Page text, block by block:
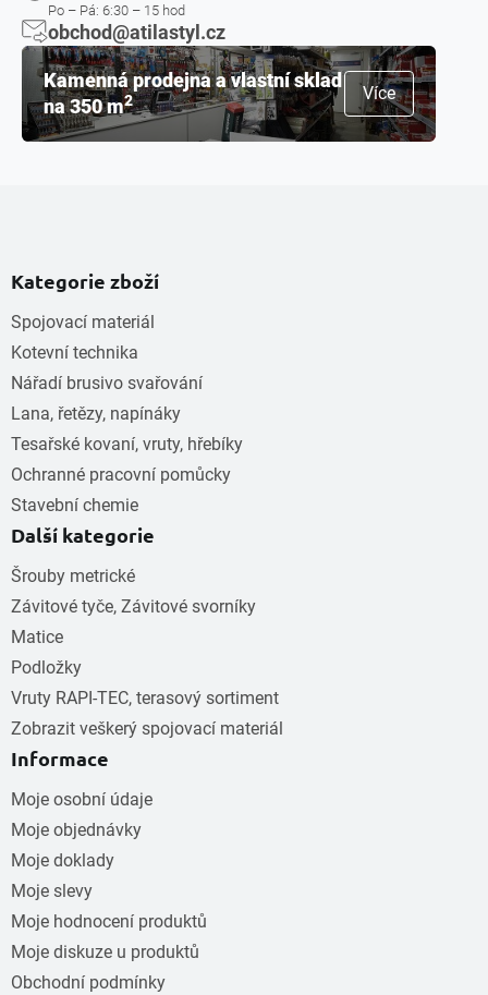
Po – Pá: 6:30 – 15 hod
obchod@atilastyl.cz
Kamenná prodejna a vlastní sklad
na 350 m2 Více
Kategorie zboží
Spojovací materiál
Kotevní technika
Nářadí brusivo svařování
Lana, řetězy, napínáky
Tesařské kovaní, vruty, hřebíky
Ochranné pracovní pomůcky
Stavební chemie
Další kategorie
Šrouby metrické
Závitové tyče, Závitové svorníky
Matice
Podložky
Vruty RAPI-TEC, terasový sortiment
Zobrazit veškerý spojovací materiál
Informace
Moje osobní údaje
Moje objednávky
Moje doklady
Moje slevy
Moje hodnocení produktů
Moje diskuze u produktů
Obchodní podmínky